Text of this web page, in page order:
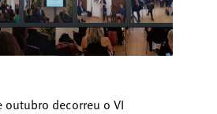
outubro decorreu o VI